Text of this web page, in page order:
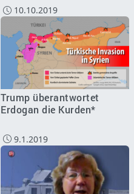
10.10.2019
Trump überantwortet
Erdogan die Kurden*
9.1.2019